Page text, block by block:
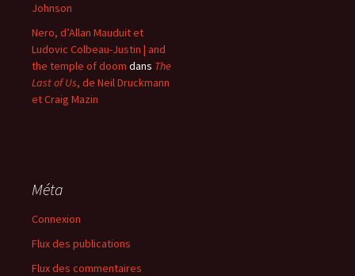
Johnson
Nero, d’Allan Mauduit et
Ludovic Colbeau-Justin | and
the temple of doom dans The
Last of Us, de Neil Druckmann
et Craig Mazin
Méta
Connexion
Flux des publications
Flux des commentaires